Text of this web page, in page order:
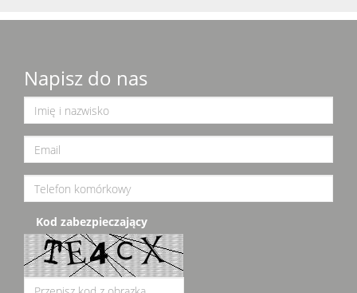
Napisz do nas
Kod zabezpieczający